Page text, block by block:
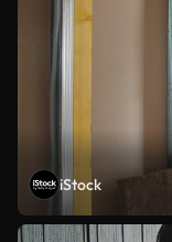
iStock